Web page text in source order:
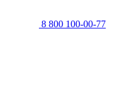
8 800 100-00-77